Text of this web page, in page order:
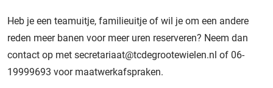
Heb je een teamuitje, familieuitje of wil je om een andere
reden meer banen voor meer uren reserveren? Neem dan
contact op met secretariaat@tcdegrootewielen.nl of 06-
19999693 voor maatwerkafspraken.